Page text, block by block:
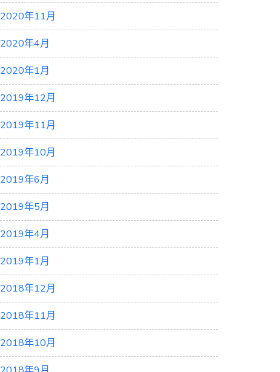
2020年11月
2020年4月
2020年1月
2019年12月
2019年11月
2019年10月
2019年6月
2019年5月
2019年4月
2019年1月
2018年12月
2018年11月
2018年10月